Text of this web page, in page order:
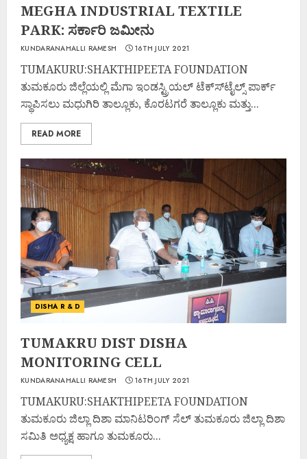
MEGHA INDUSTRIAL TEXTILE
PARK: ಸರ್ಕಾರಿ ಜಮೀನು
KUNDARANAHALLI RAMESH 16TH JULY 2021
TUMAKURU:SHAKTHIPEETA FOUNDATION
ತುಮಕೂರು ಜಿಲ್ಲೆಯಲ್ಲಿ ಮೆಗಾ ಇಂಡಸ್ಟ್ರಿಯಲ್ ಟೆಕ್ಸ್‍ಟೈಲ್ಸ್ ಪಾರ್ಕ್
ಸ್ಥಾಪಿಸಲು ಮಧುಗಿರಿ ತಾಲ್ಲೂಕು, ಕೊರಟಗರೆ ತಾಲ್ಲೂಕು ಮತ್ತು...
READ MORE
DISHA R & D
TUMAKRU DIST DISHA
MONITORING CELL
KUNDARANAHALLI RAMESH 16TH JULY 2021
TUMAKURU:SHAKTHIPEETA FOUNDATION
ತುಮಕೂರು ಜಿಲ್ಲಾ ದಿಶಾ ಮಾನಿಟರಿಂಗ್ ಸೆಲ್ ತುಮಕೂರು ಜಿಲ್ಲಾ ದಿಶಾ
ಸಮಿತಿ ಅಧ್ಯಕ್ಷ ಹಾಗೂ ತುಮಕೂರು...